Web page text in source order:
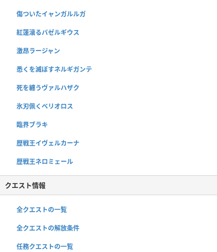
傷ついたイャンガルルガ
紅蓮滾るバゼルギウス
激昂ラージャン
悉くを滅ぼすネルギガンテ
死を纏うヴァルハザク
氷刃佩くベリオロス
臨界ブラキ
歴戦王イヴェルカーナ
歴戦王ネロミェール
クエスト情報
全クエストの一覧
全クエストの解放条件
任務クエストの一覧